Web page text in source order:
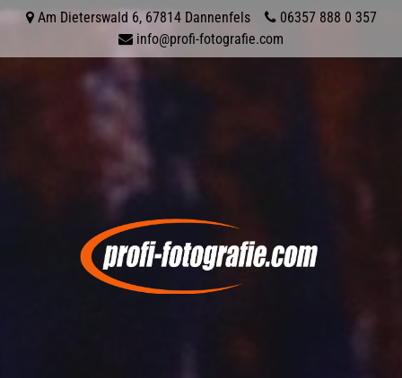
Am Dieterswald 6, 67814 Dannenfels
06357 888 0 357
info@profi-fotografie.com